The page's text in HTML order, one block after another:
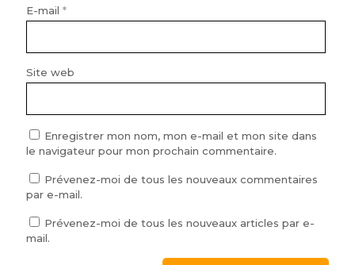
E-mail *
Site web
Enregistrer mon nom, mon e-mail et mon site dans
le navigateur pour mon prochain commentaire.
Prévenez-moi de tous les nouveaux commentaires
par e-mail.
Prévenez-moi de tous les nouveaux articles par e-
mail.